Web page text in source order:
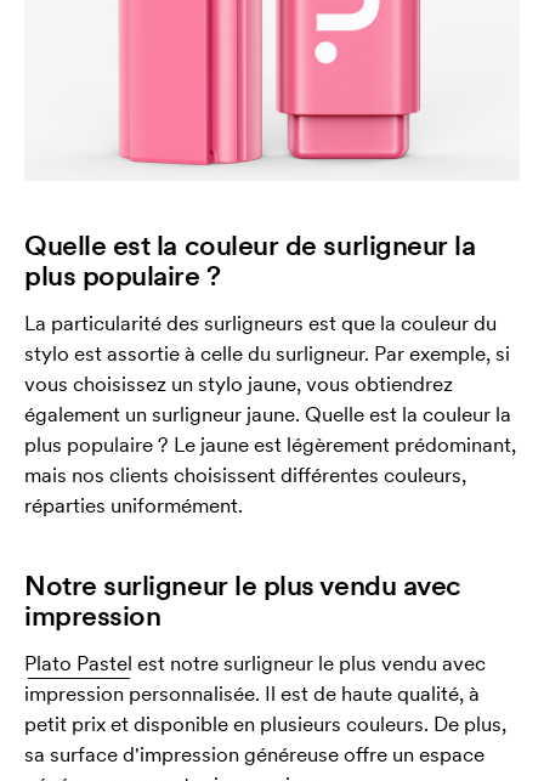
Quelle est la couleur de surligneur la
plus populaire ?
La particularité des surligneurs est que la couleur du
stylo est assortie à celle du surligneur. Par exemple, si
vous choisissez un stylo jaune, vous obtiendrez
également un surligneur jaune. Quelle est la couleur la
plus populaire ? Le jaune est légèrement prédominant,
mais nos clients choisissent différentes couleurs,
réparties uniformément.
Notre surligneur le plus vendu avec
impression
Plato Pastel est notre surligneur le plus vendu avec
impression personnalisée. Il est de haute qualité, à
petit prix et disponible en plusieurs couleurs. De plus,
sa surface d'impression généreuse offre un espace